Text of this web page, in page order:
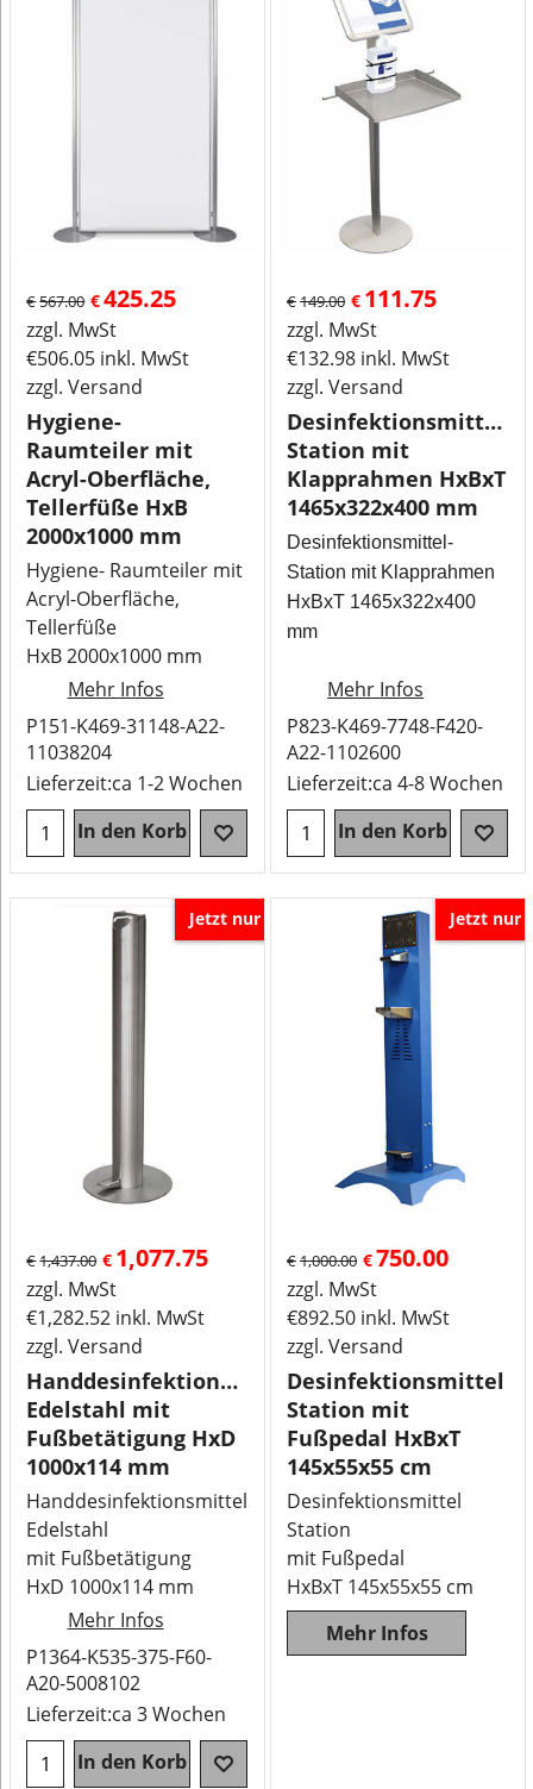
€567.00 €425.25
zzgl. MwSt
€506.05 inkl. MwSt
zzgl. Versand
Hygiene-
Raumteiler mit
Acryl-Oberfläche,
Tellerfüße HxB
2000x1000 mm
Hygiene- Raumteiler mit
Acryl-Oberfläche,
Tellerfüße
HxB 2000x1000 mm
Mehr Infos
P151-K469-31148-A22-
11038204
Lieferzeit:ca 1-2 Wochen
In den Korb
€149.00 € 111.75
zzgl. MwSt
€132.98 inkl. MwSt
zzgl. Versand
Desinfektionsmittel-
Station mit
Klapprahmen HxBxT
1465x322x400 mm
Desinfektionsmittel-
Station mit Klapprahmen
HxBxT 1465x322x400
mm
Mehr Infos
P823-K469-7748-F420-
A22-1102600
Lieferzeit:ca 4-8 Wochen
In den Korb
Jetzt nur
€1,437.00 € 1,077.75
zzgl. MwSt
€1,282.52 inkl. MwSt
zzgl. Versand
Handdesinfektionsmittelständer
Edelstahl mit
Fußbetätigung HxD
1000x114 mm
Handdesinfektionsmittelständer
Edelstahl
mit Fußbetätigung
HxD 1000x114 mm
Mehr Infos
P1364-K535-375-F60-
A20-5008102
Lieferzeit:ca 3 Wochen
In den Korb
Jetzt nur
€1,000.00 €750.00
zzgl. MwSt
€892.50 inkl. MwSt
zzgl. Versand
Desinfektionsmittel
Station mit
Fußpedal HxBxT
145x55x55 cm
Desinfektionsmittel
Station
mit Fußpedal
HxBxT 145x55x55 cm
Mehr Infos